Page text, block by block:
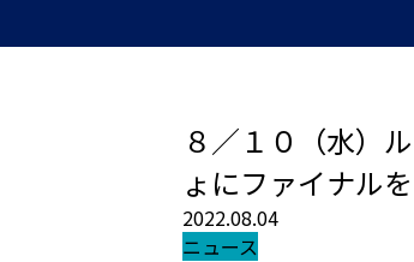
８／１０（水）
ょにファイナル
2022.08.04
ニュース